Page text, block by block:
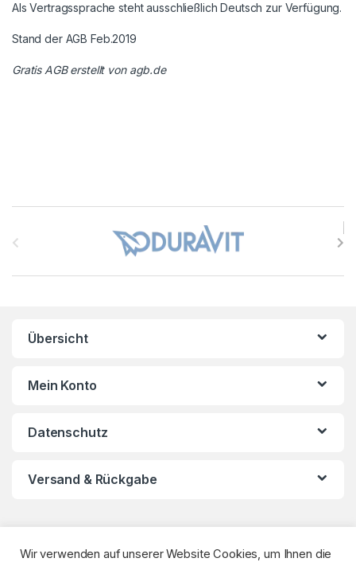
Als Vertragssprache steht ausschließlich Deutsch zur Verfügung.
Stand der AGB Feb.2019
Gratis AGBerstellt von agb.de
Übersicht
Mein Konto
Datenschutz
Versand & Rückgabe
Wir verwenden auf unserer Website Cookies, um Ihnen die